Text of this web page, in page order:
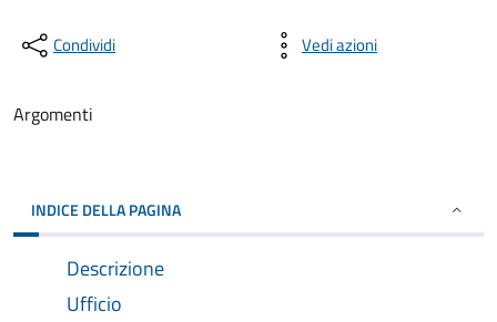
Condividi Vedi azioni
Argomenti
INDICE DELLA PAGINA
Descrizione
Ufficio